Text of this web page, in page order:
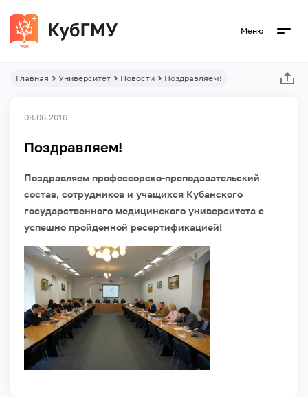
Меню
Главная Университет Новости Поздравляем!
08.06.2016
Поздравляем!
Поздравляем профессорско-преподавательский
состав, сотрудников и учащихся Кубанского
государственного медицинского университета с
успешно пройденной ресертификацией!